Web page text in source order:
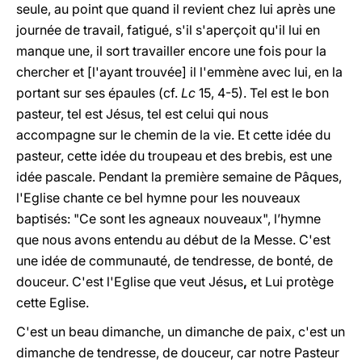
seule, au point que quand il revient chez lui après une
journée de travail, fatigué, s'il s'aperçoit qu'il lui en
manque une, il sort travailler encore une fois pour la
chercher et [l'ayant trouvée] il l'emmène avec lui, en la
portant sur ses épaules (cf. Lc 15, 4-5). Tel est le bon
pasteur, tel est Jésus, tel est celui qui nous
accompagne sur le chemin de la vie. Et cette idée du
pasteur, cette idée du troupeau et des brebis, est une
idée pascale. Pendant la première semaine de Pâques,
l'Eglise chante ce bel hymne pour les nouveaux
baptisés: "Ce sont les agneaux nouveaux", l’hymne
que nous avons entendu au début de la Messe. C'est
une idée de communauté, de tendresse, de bonté, de
douceur. C'est l'Eglise que veut Jésus, et Lui protège
cette Eglise.
C'est un beau dimanche, un dimanche de paix, c'est un
dimanche de tendresse, de douceur, car notre Pasteur